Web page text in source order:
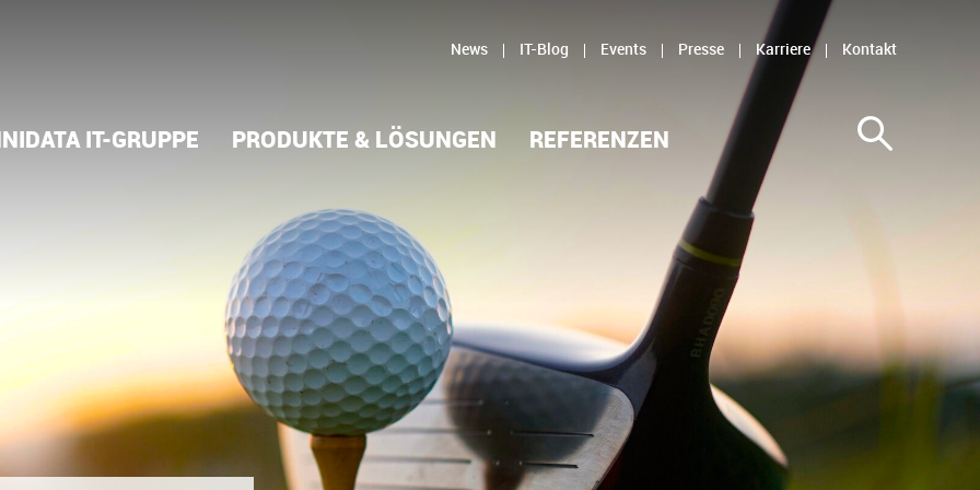
News IT-Blog Events Presse Karriere Kontakt
IT-GRUPPE PRODUKTE & LÖSUNGEN REFERENZEN